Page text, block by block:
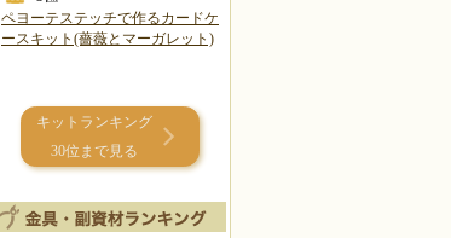
ペヨーテステッチで作るカードケ
ースキット(薔薇とマーガレット)
キットランキング
30位まで見る